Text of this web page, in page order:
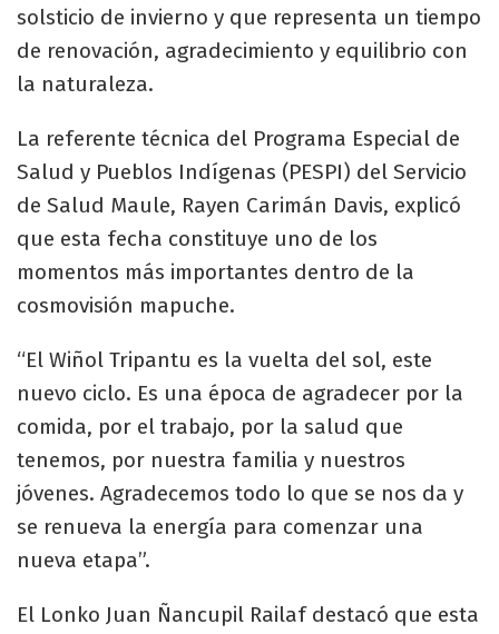
solsticio de invierno y que representa un tiempo
de renovación, agradecimiento y equilibrio con
la naturaleza.
La referente técnica del Programa Especial de
Salud y Pueblos Indígenas (PESPI) del Servicio
de Salud Maule, Rayen Carimán Davis, explicó
que esta fecha constituye uno de los
momentos más importantes dentro de la
cosmovisión mapuche.
“El Wiñol Tripantu es la vuelta del sol, este
nuevo ciclo. Es una época de agradecer por la
comida, por el trabajo, por la salud que
tenemos, por nuestra familia y nuestros
jóvenes. Agradecemos todo lo que se nos da y
se renueva la energía para comenzar una
nueva etapa”.
El Lonko Juan Ñancupil Railaf destacó que esta